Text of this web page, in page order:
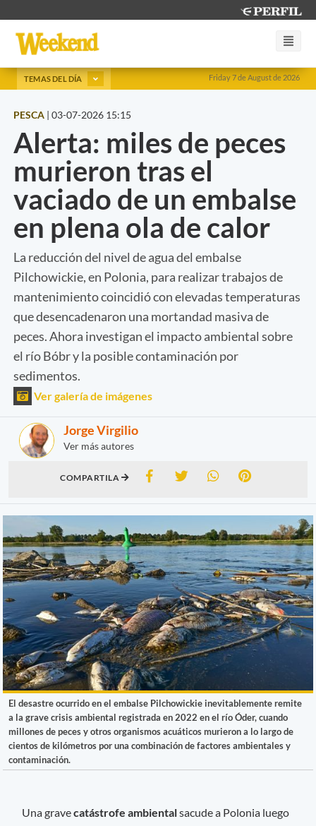
Friday 7 de August de 2026
TEMAS DEL DÍA
PESCA | 03-07-2026 15:15
Alerta: miles de peces
murieron tras el
vaciado de un embalse
en plena ola de calor
La reducción del nivel de agua del embalse
Pilchowickie, en Polonia, para realizar trabajos de
mantenimiento coincidió con elevadas temperaturas
que desencadenaron una mortandad masiva de
peces. Ahora investigan el impacto ambiental sobre
el río Bóbr y la posible contaminación por
sedimentos.
Ver galería de imágenes
Jorge Virgilio
Ver más autores
COMPARTILA
El desastre ocurrido en el embalse Pilchowickie inevitablemente remite
a la grave crisis ambiental registrada en 2022 en el río Óder, cuando
millones de peces y otros organismos acuáticos murieron a lo largo de
cientos de kilómetros por una combinación de factores ambientales y
contaminación.
Una gravecatástrofe ambientalsacude a Polonia luego